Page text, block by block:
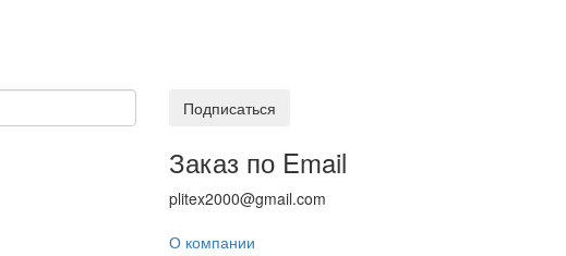
Подписаться
Заказ по Email
plitex2000@gmail.com
О компании